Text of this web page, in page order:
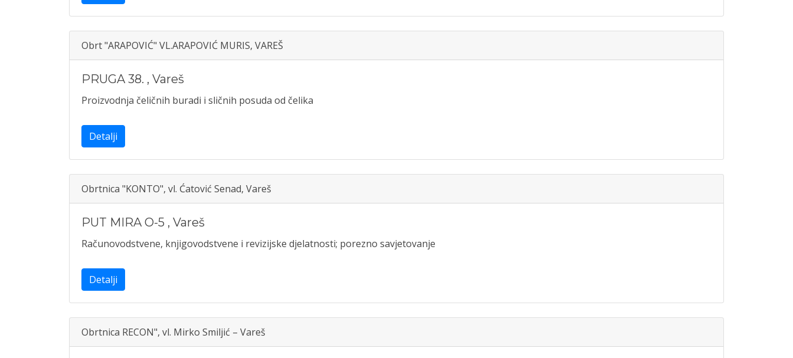
Obrt "ARAPOVIĆ" VL.ARAPOVIĆ MURIS, VAREŠ
PRUGA 38. , Vareš
Proizvodnja čeličnih buradi i sličnih posuda od čelika
Detalji
Obrtnica "KONTO", vl. Ćatović Senad, Vareš
PUT MIRA O-5 , Vareš
Računovodstvene, knjigovodstvene i revizijske djelatnosti; porezno savjetovanje
Detalji
Obrtnica RECON", vl. Mirko Smiljić – Vareš